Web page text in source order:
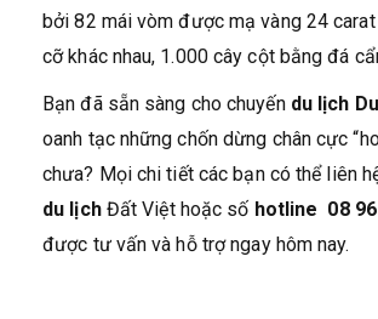
bởi 82 mái vòm được mạ vàng 24
cỡ khác nhau, 1.000 cây cột bằng đá
Bạn đã sẵn sàng cho chuyến du lịch
oanh tạc những chốn dừng chân cực
chưa? Mọi chi tiết các bạn có thể liên
du lịchĐất Việt hoặc số hotline 08
được tư vấn và hỗ trợ ngay hôm nay.